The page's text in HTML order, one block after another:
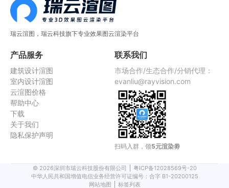
瑞云渲图，瑞云科技旗下专业效果图云渲染平台
产品服务
建筑设计渲图
室内设计渲图
云渲图价格
帮助中心
下载
关于我们
隐私保护声明
联系我们
市场合作/生态合作/分销代理：
evanliu@rayvision.com
扫码入群，领5元渲染劵
© 2026深圳市瑞云科技股份有限公司
粤ICP备12028569号-20
中华人民共和国增值电信业务经营许可证编号：合字 B1-20200125
网站地图
标签列表